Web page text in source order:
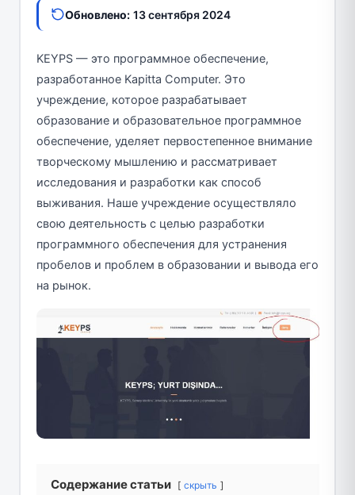
Обновлено: 13 сентября 2024
KEYPS — это программное обеспечение,
разработанное Kapitta Computer. Это
учреждение, которое разрабатывает
образование и образовательное программное
обеспечение, уделяет первостепенное внимание
творческому мышлению и рассматривает
исследования и разработки как способ
выживания. Наше учреждение осуществляло
свою деятельность с целью разработки
программного обеспечения для устранения
пробелов и проблем в образовании и вывода его
на рынок.
Содержание статьи скрыть